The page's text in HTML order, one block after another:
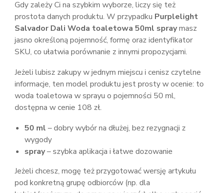
Gdy zależy Ci na szybkim wyborze, liczy się też
prostota danych produktu. W przypadku Purplelight
Salvador Dali Woda toaletowa 50ml spraymasz
jasno określoną pojemność, formę oraz identyfikator
SKU, co ułatwia porównanie z innymi propozycjami.
Jeżeli lubisz zakupy w jednym miejscu i cenisz czytelne
informacje, ten model produktu jest prosty w ocenie: to
woda toaletowa w sprayu o pojemności 50 ml,
dostępna w cenie 108 zł.
50 ml – dobry wybór na dłużej, bez rezygnacji z
wygody
spray– szybka aplikacja i łatwe dozowanie
Jeżeli chcesz, mogę też przygotować wersję artykułu
pod konkretną grupę odbiorców (np. dla